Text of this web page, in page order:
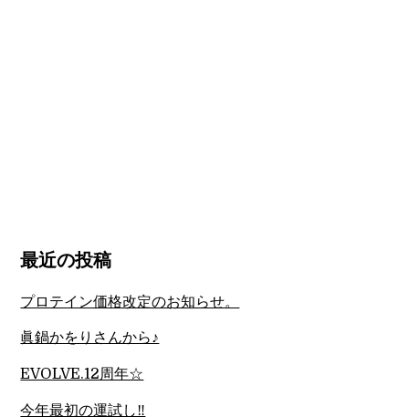
最近の投稿
プロテイン価格改定のお知らせ。
眞鍋かをりさんから♪
EVOLVE.12周年☆
今年最初の運試し‼︎